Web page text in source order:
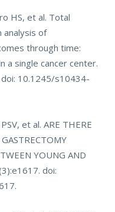
HS, et al. Total
analysis of
through time:
a single cancer center.
10.1245/s10434-
et al. ARE THERE
YOUNG AND
doi: